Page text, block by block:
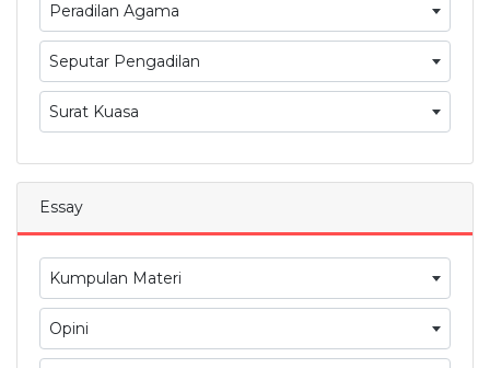
Peradilan Agama
Seputar Pengadilan
Surat Kuasa
Essay
Kumpulan Materi
Opini